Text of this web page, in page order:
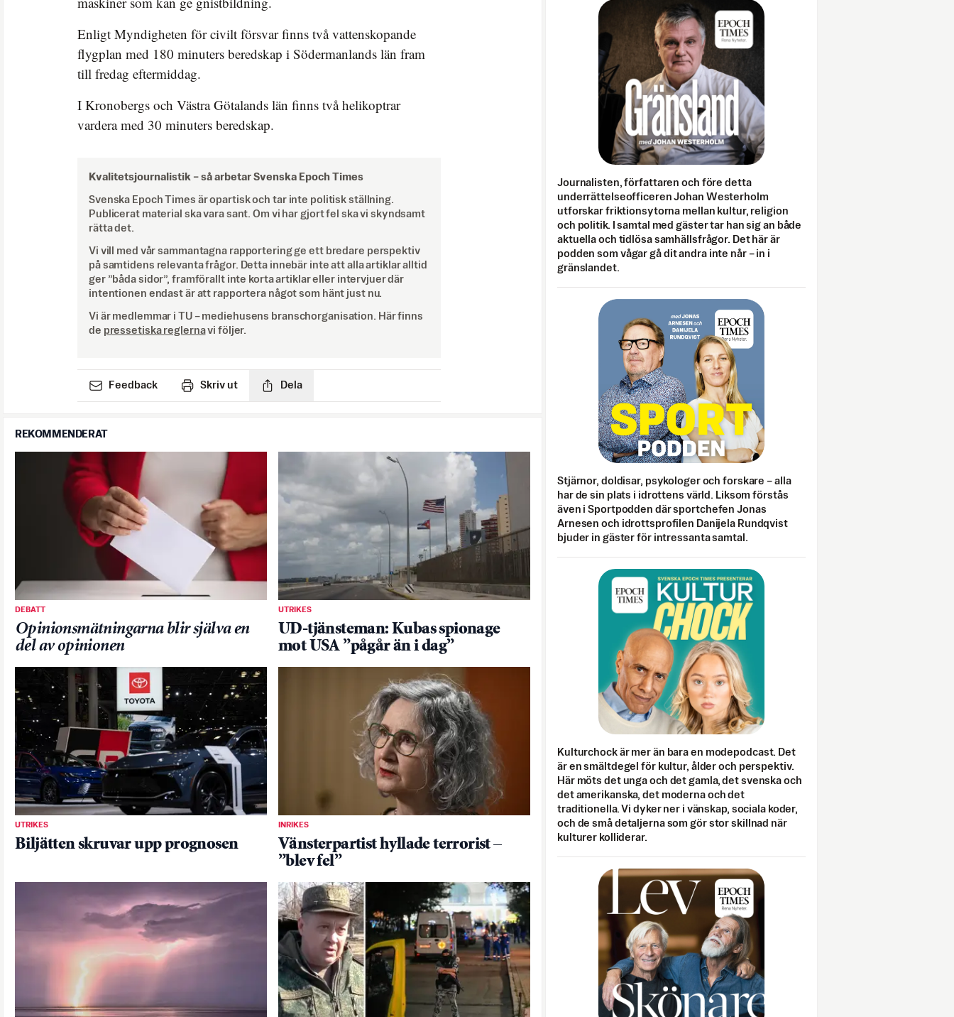
Enligt Myndigheten för civilt försvar finns två vattenskopande
flygplan med 180 minuters beredskap i Södermanlands län fram
till fredag eftermiddag.
I Kronobergs och Västra Götalands län finns två helikoptrar
vardera med 30 minuters beredskap.
Kvalitetsjournalistik – så arbetar Svenska Epoch Times
Svenska Epoch Times är opartisk och tar inte politisk ställning.
Publicerat material ska vara sant. Om vi har gjort fel ska vi skyndsamt
rätta det.
Vi vill med vår sammantagna rapportering ge ett bredare perspektiv
på samtidens relevanta frågor. Detta innebär inte att alla artiklar alltid
ger ”båda sidor”, framförallt inte korta artiklar eller intervjuer där
intentionen endast är att rapportera något som hänt just nu.
Vi är medlemmar i TU – mediehusens branschorganisation. Här finns
de pressetiska reglernavi följer.
Feedback Skriv ut Dela
REKOMMENDERAT
DEBATT
Opinionsmätningarna blir själva en
del av opinionen
UTRIKES
UD-tjänsteman: Kubas spionage
mot USA ”pågår än i dag”
UTRIKES
Biljätten skruvar upp prognosen
INRIKES
Vänsterpartist hyllade terrorist –
”blev fel”
Journalisten, författaren och före detta
underrättelseofficeren Johan Westerholm
utforskar friktionsytorna mellan kultur, religion
och politik. I samtal med gäster tar han sig an både
aktuella och tidlösa samhällsfrågor. Det här är
podden som vågar gå dit andra inte når – in i
gränslandet.
Stjärnor, doldisar, psykologer och forskare – alla
har de sin plats i idrottens värld. Liksom förstås
även i Sportpodden där sportchefen Jonas
Arnesen och idrottsprofilen Danijela Rundqvist
bjuder in gäster för intressanta samtal.
Kulturchock är mer än bara en modepodcast. Det
är en smältdegel för kultur, ålder och perspektiv.
Här möts det unga och det gamla, det svenska och
det amerikanska, det moderna och det
traditionella. Vi dyker ner i vänskap, sociala koder,
och de små detaljerna som gör stor skillnad när
kulturer kolliderar.